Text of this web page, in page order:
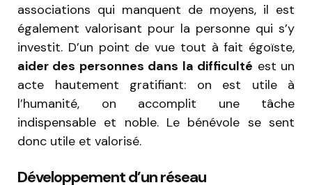
associations qui manquent de moyens, il est
également valorisant pour la personne qui s’y
investit. D’un point de vue tout à fait égoïste,
aider des personnes dans la difficulté est un
acte hautement gratifiant: on est utile à
l’humanité, on accomplit une tâche
indispensable et noble. Le bénévole se sent
donc utile et valorisé.
Développement d’un réseau